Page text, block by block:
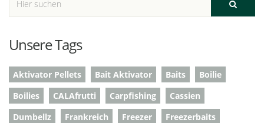
Unsere Tags
Aktivator Pellets Bait Aktivator Baits
Boilie
Boilies
CALAfrutti Carpfishing
Cassien
Dumbellz
Frankreich Freezer
Freezerbaits